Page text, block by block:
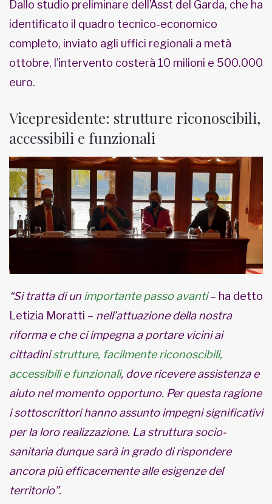
Dallo studio preliminare dell’Asst del Garda, che ha
identificato il quadro tecnico-economico
completo, inviato agli uffici regionali a metà
ottobre, l’intervento costerà 10 milioni e 500.000
euro.
Vicepresidente: strutture riconoscibili,
accessibili e funzionali
“Si tratta di un importante passo avanti– ha detto
Letizia Moratti – nell’attuazione della nostra
riforma e che ci impegna a portare vicini ai
cittadinistrutture, facilmente riconoscibili,
accessibili e funzionali, dove ricevere assistenza e
aiuto nel momento opportuno. Per questa ragione
i sottoscrittori hanno assunto impegni significativi
per la loro realizzazione. La struttura socio-
sanitaria dunque sarà in grado di rispondere
ancora più efficacemente alle esigenze del
territorio”.